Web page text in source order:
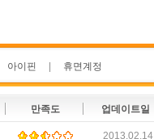
아이핀 휴면계정
만족도 업데이트일
2013.02.14